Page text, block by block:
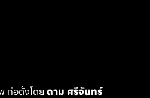
ก่อตั้งโดย ดาม ศรีจันทร์